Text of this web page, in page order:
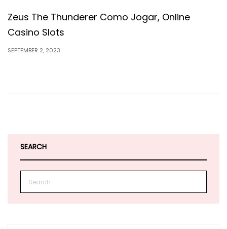
Zeus The Thunderer Como Jogar, Online
Casino Slots
SEPTEMBER 2, 2023
SEARCH